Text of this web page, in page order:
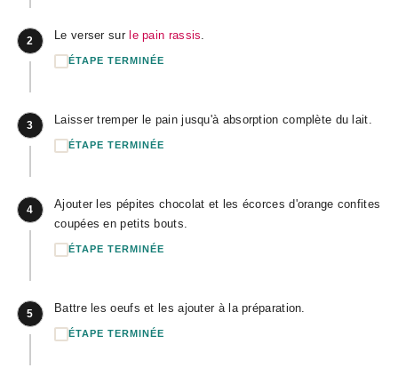
2 Le verser surle pain rassis
ÉTAPE TERMINÉE
3 Laisser tremper le pain jusqu'à absorption complète du lait.
ÉTAPE TERMINÉE
4
Ajouter les pépites chocolat et les écorces d'orange confites
coupées en petits bouts.
ÉTAPE TERMINÉE
5 Battre les oeufs et les ajouter à la préparation.
ÉTAPE TERMINÉE